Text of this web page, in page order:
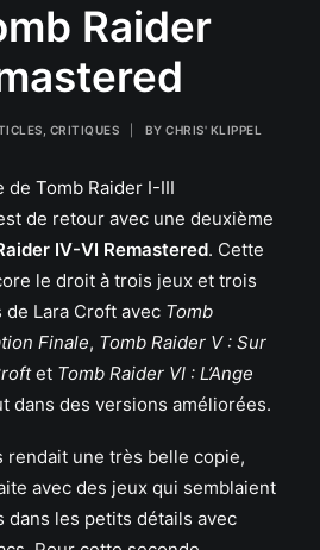
Raider
CRITIQUES BY CHRIS' KLIPPEL
de Tomb Raider I-III
de retour avec une deuxième
IV-VI Remastered. Cette
le droit à trois jeux et trois
Lara Croft avec Tomb
Finale, Tomb Raider V : Sur
et Tomb Raider VI : L’Ange
dans des versions améliorées.
rendait une très belle copie,
avec des jeux qui semblaient
dans les petits détails avec